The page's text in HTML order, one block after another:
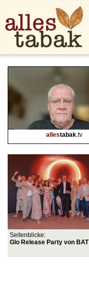
allestabak.tv
Seitenblicke:
Glo Release Party von BAT